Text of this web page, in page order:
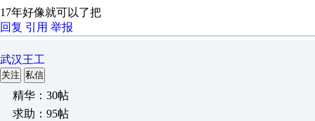
17年好像就可以了把
回复 引用 举报
武汉王工
关注 私信
精华：30帖
求助：95帖